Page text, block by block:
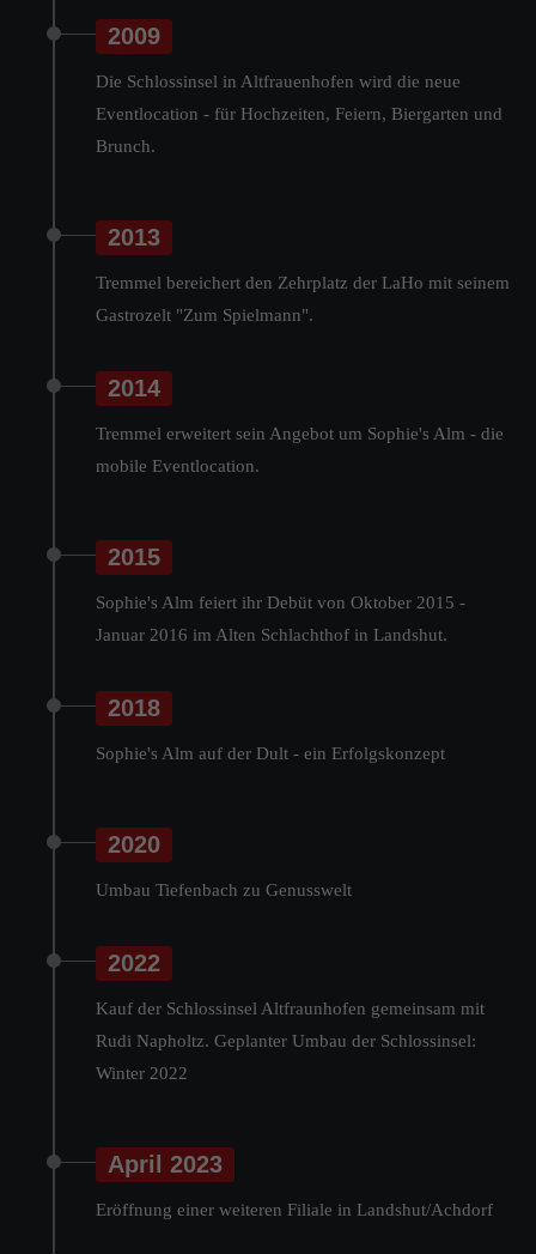
2009
Die Schlossinsel in Altfrauenhofen wird die neue
Eventlocation - für Hochzeiten, Feiern, Biergarten und
Brunch.
2013
Tremmel bereichert den Zehrplatz der LaHo mit seinem
Gastrozelt "Zum Spielmann".
2014
Tremmel erweitert sein Angebot um Sophie's Alm - die
mobile Eventlocation.
2015
Sophie's Alm feiert ihr Debüt von Oktober 2015 -
Januar 2016 im Alten Schlachthof in Landshut.
2018
Sophie's Alm auf der Dult - ein Erfolgskonzept
2020
Umbau Tiefenbach zu Genusswelt
2022
Kauf der Schlossinsel Altfraunhofen gemeinsam mit
Rudi Napholtz. Geplanter Umbau der Schlossinsel:
Winter 2022
April 2023
Eröffnung einer weiteren Filiale in Landshut/Achdorf